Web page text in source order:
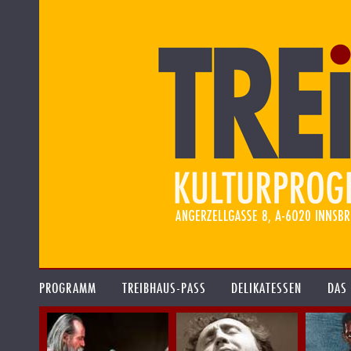
PROGRAMM TREIBHAUS-PASS DELIKATESSEN